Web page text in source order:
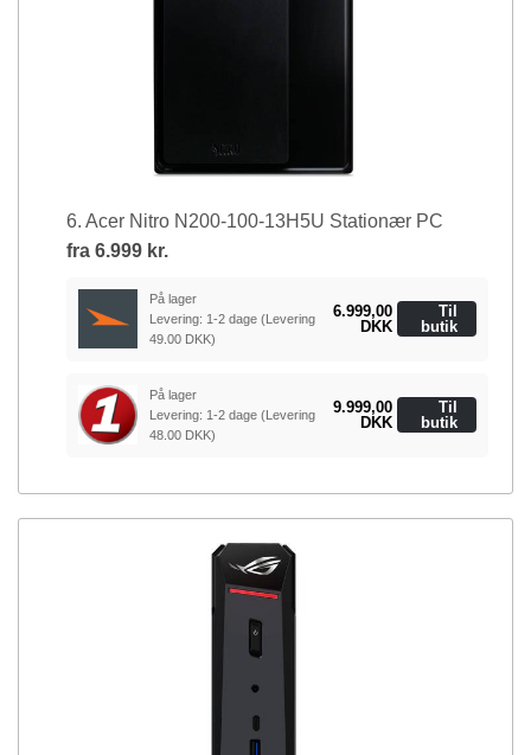
6. Acer Nitro N200-100-13H5U Stationær PC
fra 6.999 kr.
På lager
Levering: 1-2 dage (Levering
49.00 DKK)
6.999,00
DKK
Til
butik
På lager
Levering: 1-2 dage (Levering
48.00 DKK)
9.999,00
DKK
Til
butik